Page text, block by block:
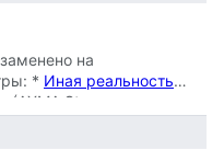
на
Игры: * Иная реальность
(AXMA Sto…»